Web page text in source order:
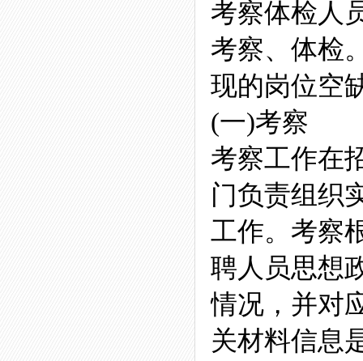
考察体检人
考察、体检
现的岗位空
(一)考察
考察工作在
门负责组织
工作。考察
聘人员思想
情况，并对
关材料信息